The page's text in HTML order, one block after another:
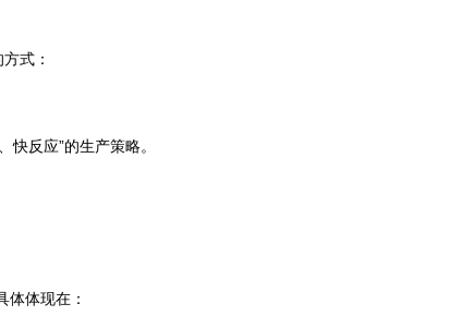
式：
反应”的生产策略。
体现在：